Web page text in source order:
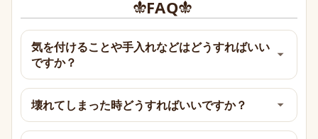
FAQ
気を付けることや手入れなどはどうすればいい
ですか？
壊れてしまった時どうすればいいですか？